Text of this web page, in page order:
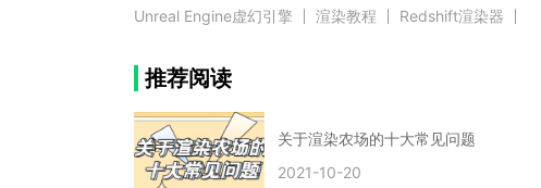
Unreal Engine虚幻引擎
渲染教程
Redshift渲染器
推荐阅读
3D模型教程
云渲染农场使用教程
渲染图黑色
云渲染农场价格
建筑效果图渲染
渲染速度慢
贴图教程
CG角色制作心得
动画渲染 在线渲染
推荐阅读
关于渲染农场的十大常见问题
2021-10-20